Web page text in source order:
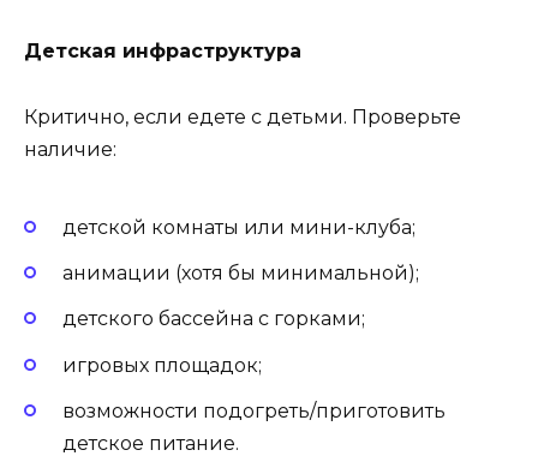
Детская инфраструктура
Критично, если едете с детьми. Проверьте
наличие:
детской комнаты или мини-клуба;
анимации (хотя бы минимальной);
детского бассейна с горками;
игровых площадок;
возможности подогреть/приготовить
детское питание.